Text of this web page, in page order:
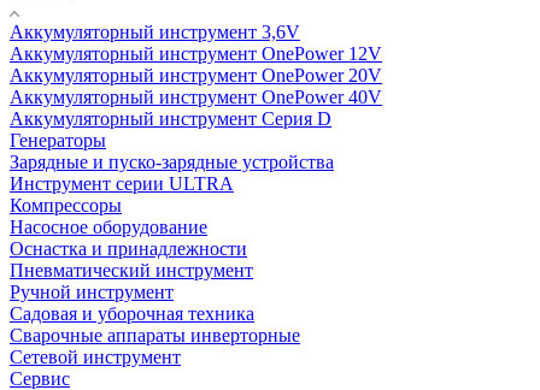
Аккумуляторный инструмент 3,6V
Аккумуляторный инструмент OnePower 12V
Аккумуляторный инструмент OnePower 20V
Аккумуляторный инструмент OnePower 40V
Аккумуляторный инструмент Серия D
Генераторы
Зарядные и пуско-зарядные устройства
Инструмент серии ULTRA
Компрессоры
Насосное оборудование
Оснастка и принадлежности
Пневматический инструмент
Ручной инструмент
Садовая и уборочная техника
Сварочные аппараты инверторные
Сетевой инструмент
Сервис